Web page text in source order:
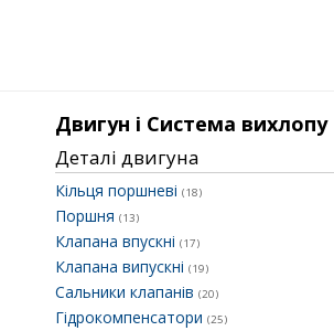
Двигун і Система вихлопу
Деталі двигуна
Кільця поршневі (18)
Поршня (13)
Клапана впускні (17)
Клапана випускні (19)
Сальники клапанів (20)
Гідрокомпенсатори (25)